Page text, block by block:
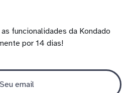
funcionalidades da Kondado
por 14 dias!